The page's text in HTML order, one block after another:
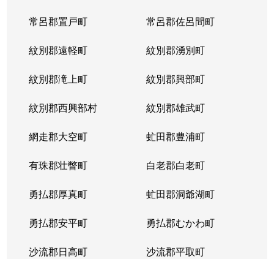
常呂郡置戸町 常呂郡佐呂間町
紋別郡遠軽町 紋別郡湧別町
紋別郡滝上町 紋別郡興部町
紋別郡西興部村 紋別郡雄武町
網走郡大空町 虻田郡豊浦町
有珠郡壮瞥町 白老郡白老町
勇払郡厚真町 虻田郡洞爺湖町
勇払郡安平町 勇払郡むかわ町
沙流郡日高町 沙流郡平取町